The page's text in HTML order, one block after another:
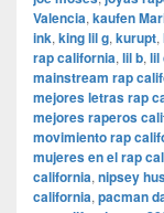
Valencia, kaufen
ink, king lil g, kurupt,
rap california, lil b, lil
mainstream rap
mejores letras rap
mejores raperos
movimiento rap
mujeres en el rap
california, nipsey
california, pacman